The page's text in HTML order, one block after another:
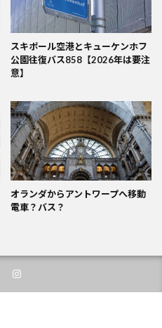
スキポール空港とキューケンホフ
公園往復バス858【2026年は要注
意】
オランダからアントワープへ移動
電車？バス？